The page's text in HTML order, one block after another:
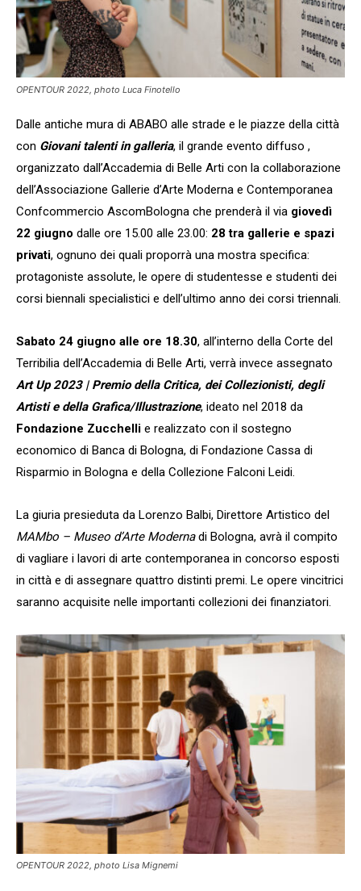
OPENTOUR 2022, photo Luca Finotello
Dalle antiche mura di ABABO alle strade e le piazze della città
con Giovani talenti in galleria, il grande evento diffuso ,
organizzato dall’Accademia di Belle Arti con la collaborazione
dell’Associazione Gallerie d’Arte Moderna e Contemporanea
Confcommercio AscomBologna che prenderà il via giovedì
22 giugno dalle ore 15.00 alle 23.00: 28 tra gallerie e spazi
privati, ognuno dei quali proporrà una mostra specifica:
protagoniste assolute, le opere di studentesse e studenti dei
corsi biennali specialistici e dell’ultimo anno dei corsi triennali.
Sabato 24 giugno alle ore 18.30, all’interno della Corte del
Terribilia dell’Accademia di Belle Arti, verrà invece assegnato
Art Up 2023 | Premio della Critica, dei Collezionisti, degli
Artisti e della Grafica/Illustrazione, ideato nel 2018 da
Fondazione Zucchelli e realizzato con il sostegno
economico di Banca di Bologna, di Fondazione Cassa di
Risparmio in Bologna e della Collezione Falconi Leidi.
La giuria presieduta da Lorenzo Balbi, Direttore Artistico del
MAMbo – Museo d’Arte Modernadi Bologna, avrà il compito
di vagliare i lavori di arte contemporanea in concorso esposti
in città e di assegnare quattro distinti premi. Le opere vincitrici
saranno acquisite nelle importanti collezioni dei finanziatori.
OPENTOUR 2022, photo Lisa Mignemi